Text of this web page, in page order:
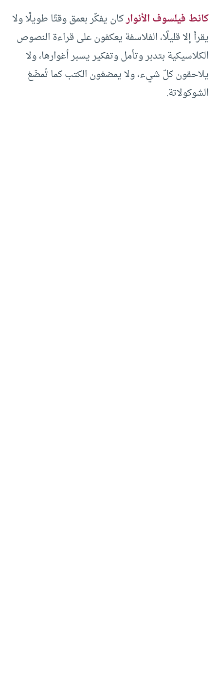
كانط فيلسوف الأنواركان يفكّر بعمق وقتًا طويلًا ولا
يقرأ إلا قليلًا، الفلاسفة يعكفون على قراءة النصوص
الكلاسيكية بتدبر وتأمل وتفكير يسبر أغوارها، ولا
يلاحقون كلّ شيء، ولا يمضغون الكتب كما تُمضَغ
الشوكولاتة.